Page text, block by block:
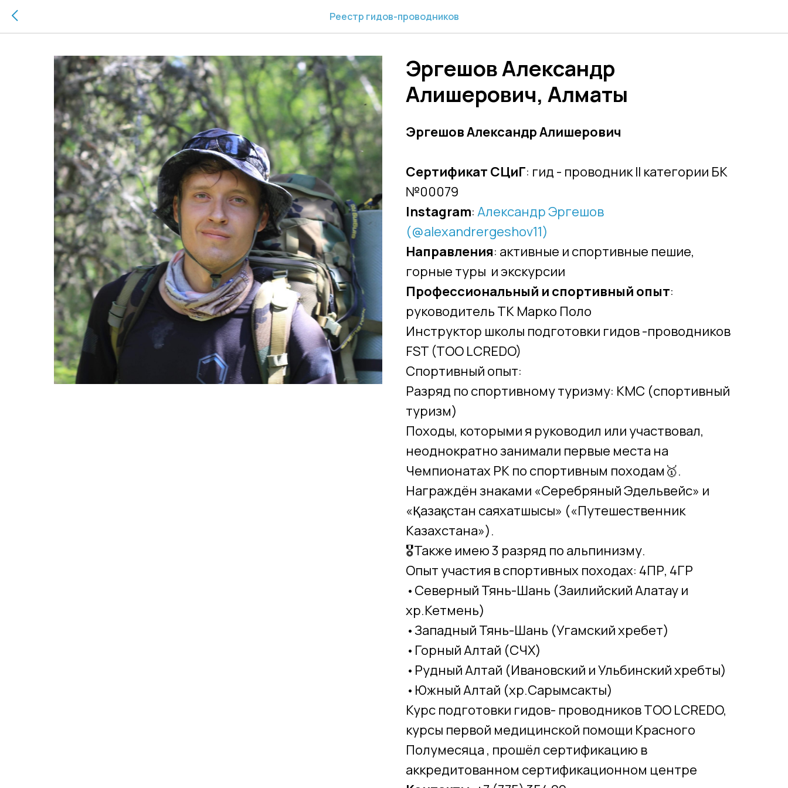
Реестр гидов-проводников
Эргешов Александр
Алишерович, Алматы
Эргешов Александр Алишерович
Сертификат СЦиГ: гид - проводник II категории БК
№00079
Instagram: Александр Эргешов
(@alexandrergeshov11)
Направления: активные и спортивные пешие,
горные туры и экскурсии
Профессиональный и спортивный опыт:
руководитель ТК Марко Поло
Инструктор школы подготовки гидов -проводников
FST (TOO LCREDO)
Спортивный опыт:
Разряд по спортивному туризму: KМС (спортивный
туризм)
Походы, которыми я руководил или участвовал,
неоднократно занимали первые места на
Чемпионатах РК по спортивным походам🥇.
Награждён знаками «Серебряный Эдельвейс» и
«Қазақстан саяхатшысы» («Путешественник
Казахстана»).
🎖️Также имею 3 разряд по альпинизму.
Опыт участия в спортивных походах: 4ПР, 4ГР
•Северный Тянь-Шань (Заилийский Алатау и
хр.Кетмень)
•Западный Тянь-Шань (Угамский хребет)
•Горный Алтай (СЧХ)
•Рудный Алтай (Ивановский и Ульбинский хребты)
•Южный Алтай (хр.Сарымсакты)
Курс подготовки гидов- проводников ТОО LCREDO,
курсы первой медицинской помощи Красного
Полумесяца , прошёл сертификацию в
аккредитованном сертификационном центре